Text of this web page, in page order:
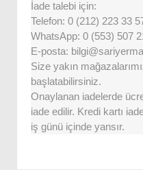
İade talebi için:
Telefon: 0 (212) 223 33
WhatsApp: 0 (553) 507
E-posta:
Size yakın
başlatabilirsiniz.
Onaylanan iadelerde
iade edilir. Kredi kartı
iş günü içinde yansır.